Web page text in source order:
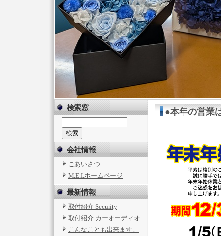
検索窓
会社情報
ごあいさつ
M.E.I.ホームページ
最新情報
取付紹介 Security
取付紹介 カーオーディオ
こんなことも出来ます。
●本年の営業